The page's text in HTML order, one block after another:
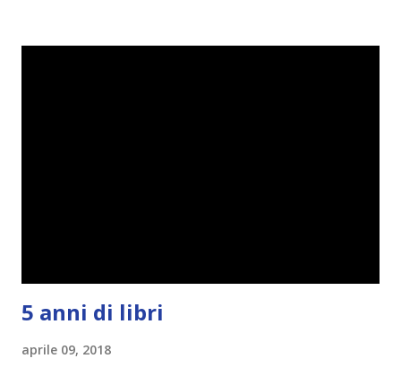
5 anni di libri
aprile 09, 2018